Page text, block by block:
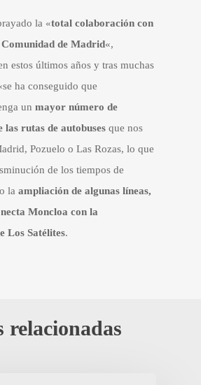
la «total colaboración con
de Madrid«,
estos últimos años y tras muchas
ha conseguido que
un mayor número de
las rutas de autobuses que nos
Pozuelo o Las Rozas, lo que
de los tiempos de
la ampliación de algunas líneas,
Moncloa con la
Los Satélites.
relacionadas